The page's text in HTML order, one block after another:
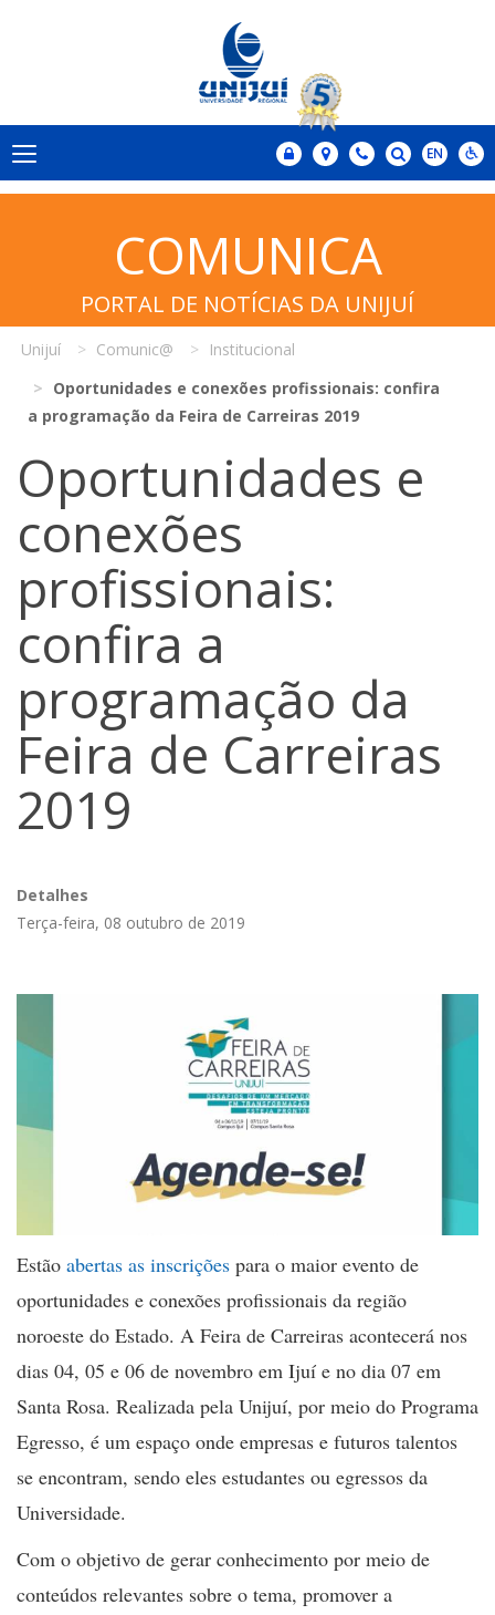
COMUNICA
PORTAL DE NOTÍCIAS DA UNIJUÍ
Unijuí Comunic@
Institucional
Oportunidades e conexões profissionais: confira
a programação da Feira de Carreiras 2019
Oportunidades e
conexões
profissionais:
confira a
programação da
Feira de Carreiras
2019
Detalhes
Terça-feira, 08 outubro de 2019
Estão abertas as inscrições para o maior evento de
oportunidades e conexões profissionais da região
noroeste do Estado. A Feira de Carreiras acontecerá nos
dias 04, 05 e 06 de novembro em Ijuí e no dia 07 em
Santa Rosa. Realizada pela Unijuí, por meio do Programa
Egresso, é um espaço onde empresas e futuros talentos
se encontram, sendo eles estudantes ou egressos da
Universidade.
Com o objetivo de gerar conhecimento por meio de
conteúdos relevantes sobre o tema, promover a